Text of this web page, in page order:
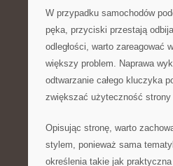
W przypadku samochodów
pęka, przyciski przestają
odległości, warto zareagować
większy problem. Naprawa
odtwarzanie całego kluczyka
zwiększać użyteczność
Opisując stronę, warto
stylem, ponieważ sama
określenia takie jak